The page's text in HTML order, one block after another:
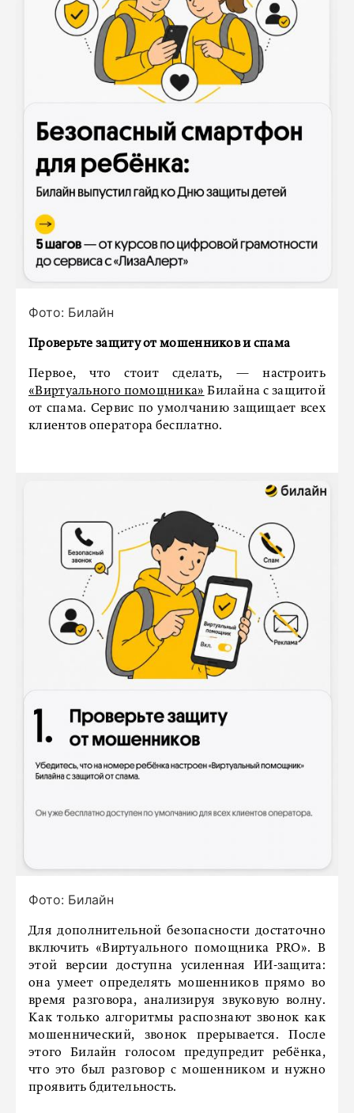
Фото: Билайн
Проверьте защиту от мошенников и спама
Первое, что стоит сделать, — настроить
«Виртуального помощника» Билайна с защитой
от спама. Сервис по умолчанию защищает всех
клиентов оператора бесплатно.
Фото: Билайн
Для дополнительной безопасности достаточно
включить «Виртуального помощника PRO». В
этой версии доступна усиленная ИИ-защита:
она умеет определять мошенников прямо во
время разговора, анализируя звуковую волну.
Как только алгоритмы распознают звонок как
мошеннический, звонок прерывается. После
этого Билайн голосом предупредит ребёнка,
что это был разговор с мошенником и нужно
проявить бдительность.